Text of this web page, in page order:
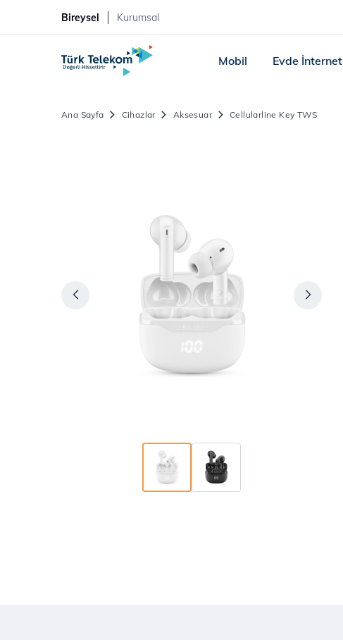
Bireysel Kurumsal
Mobil Evde İnternet
Ana Sayfa Cihazlar Aksesuar Cellularline Key TWS